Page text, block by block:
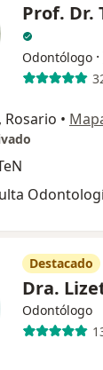
Prof. Dr.
Odontólogo ·
Rosario •
Destacado
Dra.
Odontólogo